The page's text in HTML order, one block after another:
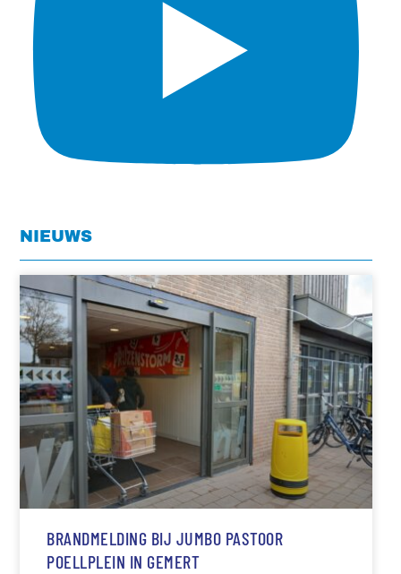
NIEUWS
BRANDMELDING BIJ JUMBO PASTOOR
POELLPLEIN IN GEMERT